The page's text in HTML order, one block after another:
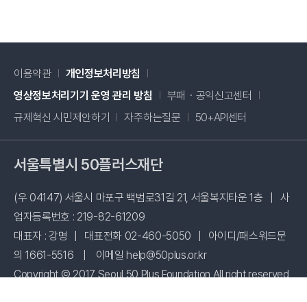
이용약관
개인정보처리방침
영상정보처리기기 운영 관리 방침
부패・공익신고센터 새창 열림
규제혁신 시민제안하기 새창 열림
자주하는질문 50+API센터
서울특별시 50플러스재단
(우 04147) 서울시 마포구 백범로31길 21, 서울복지타운 1층
사
업자등록번호 : 219-82-61209
대표자 : 강명
대표전화 02-460-5050
아이디/패스워드문
의 1661-5516
이메일 help@50plus.or.kr
Copyright © 2017 Seoul 50 Plus Foundation All right reserved